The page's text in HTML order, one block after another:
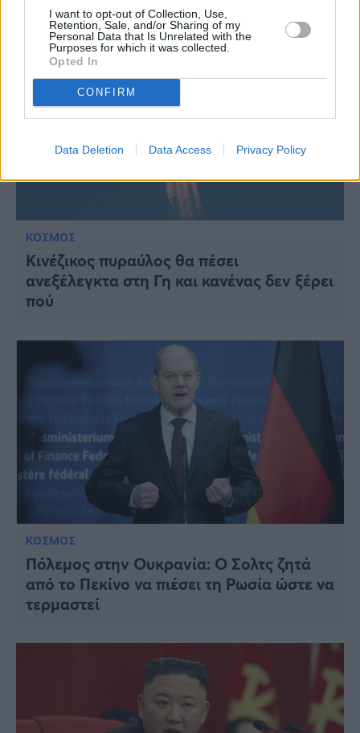
I want to opt-out of Collection, Use,
Retention, Sale, and/or Sharing of my
Personal Data that Is Unrelated with the
Purposes for which it was collected.
Opted In
CONFIRM
Data Deletion Data Access Privacy Policy
ΔΙΑΒΑΣΤΕ ΑΚΟΜΗ
ΚΟΣΜΟΣ
Κινέζικος πυραύλος θα πέσει
ανεξέλεγκτα στη Γη και κανένας δεν ξέρει
πού
ΚΟΣΜΟΣ
Πόλεμος στην Ουκρανία: Ο Σολτς ζητά
από το Πεκίνο να πιέσει τη Ρωσία ώστε να
τερμαστεί